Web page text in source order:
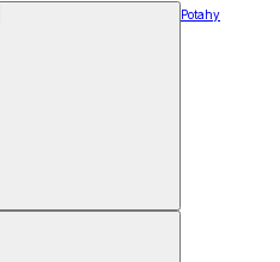
Potahy